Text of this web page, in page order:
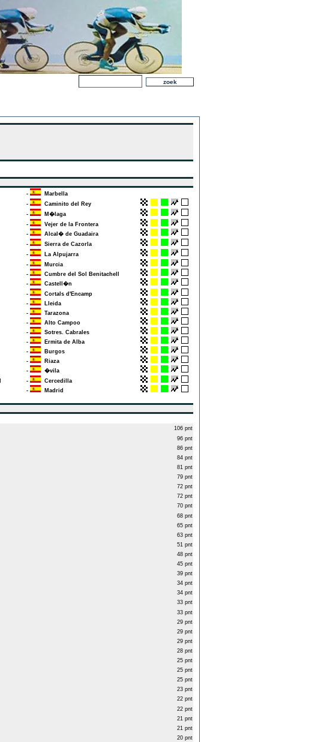
-
Marbella
-
Caminito del Rey
-
M�laga
-
Vejer de la Frontera
-
Alcal� de Guadaira
-
Sierra de Cazorla
-
La Alpujarra
-
Murcia
-
Cumbre del Sol Benitachell
-
Castell�n
-
Cortals d'Encamp
-
Lleida
-
Tarazona
-
Alto Campoo
-
Sotres. Cabrales
-
Ermita de Alba
-
Burgos
-
Riaza
-
�vila
-
Cercedilla
- Madrid
106 pnt
96 pnt
86 pnt
84 pnt
81 pnt
79 pnt
72 pnt
72 pnt
70 pnt
68 pnt
65 pnt
63 pnt
51 pnt
48 pnt
45 pnt
39 pnt
34 pnt
34 pnt
33 pnt
33 pnt
29 pnt
29 pnt
29 pnt
28 pnt
25 pnt
25 pnt
25 pnt
23 pnt
22 pnt
22 pnt
21 pnt
21 pnt
20 pnt